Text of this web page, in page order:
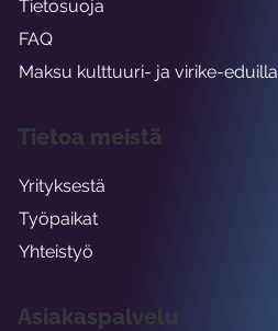
Asiakaspalvelu
Tietosuoja
FAQ
Maksu kulttuuri- ja virike-eduilla
Tietoa meistä
Yrityksestä
Työpaikat
Yhteistyö